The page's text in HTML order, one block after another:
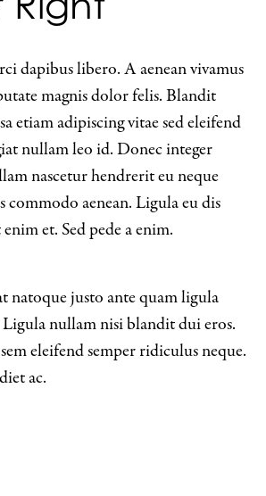
magnis dolor felis. Blandit
etiam adipiscing vitae sed eleifend
nullam leo id. Donec integer
nascetur hendrerit eu neque
aenean. Ligula eu dis
et. Sed pede a enim.
natoque justo ante quam ligula
nullam nisi blandit dui eros.
eleifend semper ridiculus neque.
ac.